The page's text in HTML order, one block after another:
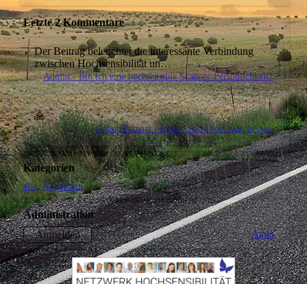
Letzte 2 Kommentare
Der Beitrag beleuchtet die interessante Verbindung
zwischen Hochsensibilität un…
Admin - Bin ich eine hochsensible Scanner-Persönlichkeit?
🙏
Gabor Paranai - In der Stille hört man besser.
Kategorien
alle Allgemein
Administration
Anmelden
Atom